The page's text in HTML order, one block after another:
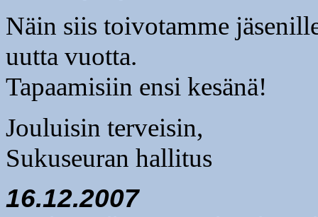
Näin siis toivotamme
uutta vuotta.
Tapaamisiin ensi kesänä!
Jouluisin terveisin,
Sukuseuran hallitus
16.12.2007